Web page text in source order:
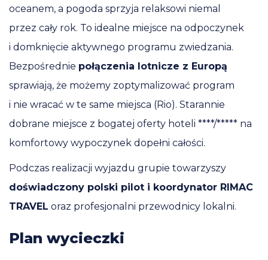
oceanem, a pogoda sprzyja relaksowi niemal
przez cały rok. To idealne miejsce na odpoczynek
i domknięcie aktywnego programu zwiedzania.
Bezpośrednie połączenia lotnicze z Europą
sprawiają, że możemy zoptymalizować program
i nie wracać w te same miejsca (Rio). Starannie
dobrane miejsce z bogatej oferty hoteli ****/***** na
komfortowy wypoczynek dopełni całości.
Podczas realizacji wyjazdu grupie towarzyszy
doświadczony polski pilot i koordynator RIMAC
TRAVEL oraz profesjonalni przewodnicy lokalni.
Plan wycieczki